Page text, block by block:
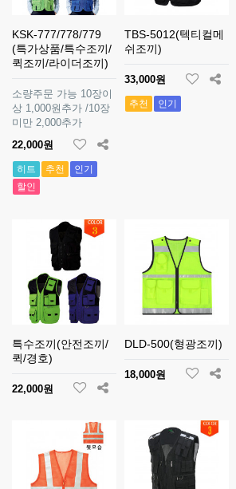
KSK-777/778/779
(특가상품/특수조끼/
퀵조끼/라이더조끼)
소량주문 가능 10장이
상 1,000원추가 /10장
미만 2,000추가
22,000원
히트 추천
인기
할인
TBS-5012(텍티컬메
쉬조끼)
33,000원
추천 인기
특수조끼(안전조끼/
퀵/경호)
22,000원
DLD-500(형광조끼)
18,000원